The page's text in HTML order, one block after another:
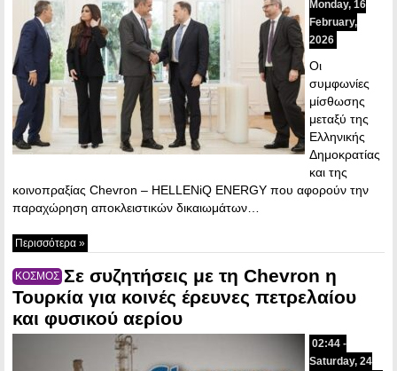
Monday, 16
February,
2026
Οι
συμφωνίες
μίσθωσης
μεταξύ της
Ελληνικής
Δημοκρατίας
και της
κοινοπραξίας Chevron – HELLENiQ ENERGY που αφορούν την
παραχώρηση αποκλειστικών δικαιωμάτων…
Περισσότερα »
ΚΟΣΜΟΣ Σε συζητήσεις με τη Chevron η
Τουρκία για κοινές έρευνες πετρελαίου
και φυσικού αερίου
02:44 -
Saturday, 24